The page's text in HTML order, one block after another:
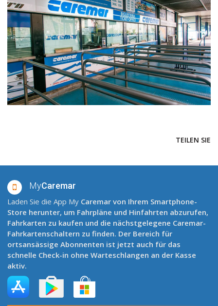
TEILEN SIE
MyCaremar
Laden Sie die App My Caremar von Ihrem Smartphone-
Store herunter, um Fahrpläne und Hinfahrten abzurufen,
Fahrkarten zu kaufen und die nächstgelegene Caremar-
Fahrkartenschaltern zu finden. Der Bereich für
ortsansässige Abonnenten ist jetzt auch für das
schnelle Check-in ohne Warteschlangen an der Kasse
aktiv.